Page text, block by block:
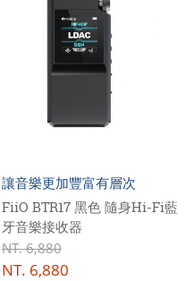
讓音樂更加豐富有層次
FiiO BTR17 黑色 隨身Hi-Fi藍
牙音樂接收器
NT.6,880
NT. 6,880